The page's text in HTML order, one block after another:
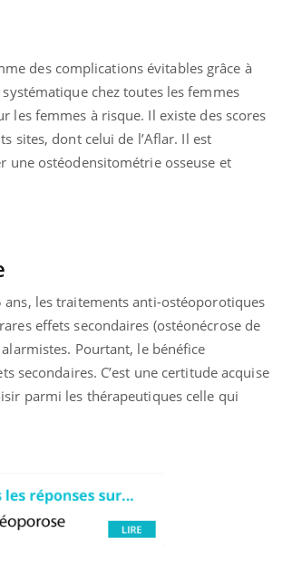
des complications évitables grâce à
chez toutes les femmes
les femmes à risque. Il existe des scores
sites, dont celui de l’Aflar. Il est
une ostéodensitométrie osseuse et
les traitements anti-ostéoporotiques
effets secondaires (ostéonécrose de
Pourtant, le bénéfice
secondaires. C’est une certitude acquise
parmi les thérapeutiques celle qui
En 2026, l'insuline dans le diabète de type 2
reste entourée d'idées reçues chez les
patients comme parfois chez les soignants.